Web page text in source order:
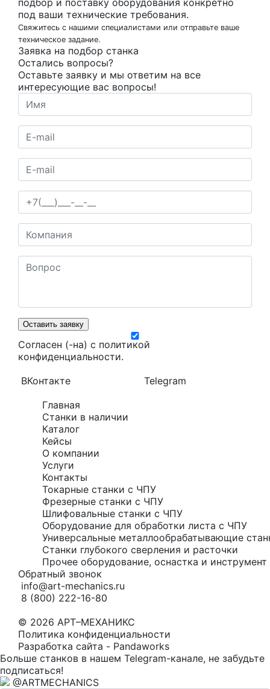
подбор и поставку оборудования конкретно
под ваши технические требования.
Свяжитесь с нашими специалистами или отправьте ваше
техническое задание.
Заявка на подбор станка
Остались вопросы?
Оставьте заявку и мы ответим на все
интересующие вас вопросы!
Оставить заявку
Согласен (-на) с политикой
конфиденциальности.
ВКонтакте
Telegram
Главная
Станки в наличии
Каталог
Кейсы
О компании
Услуги
Контакты
Токарные станки с ЧПУ
Фрезерные станки с ЧПУ
Шлифовальные станки с ЧПУ
Оборудование для обработки листа с ЧПУ
Универсальные металлообрабатывающие
Станки глубокого сверления и расточки
Прочее оборудование, оснастка и
Обратный звонок
info@art-mechanics.ru
8 (800) 222-16-80
© 2026 АРТ–МЕХАНИКС
Политика конфиденциальности
Разработка сайта - Pandaworks
Больше станков в нашем Telegram-канале, не забудьте
подписаться!
@ARTMECHANICS